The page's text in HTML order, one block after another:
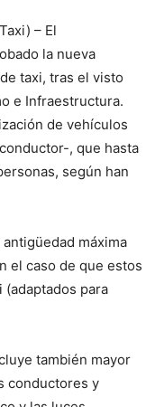
– El
la nueva
taxi, tras el visto
e Infraestructura.
de vehículos
, que hasta
según han
máxima
el caso de que estos
para
también mayor
conductores y